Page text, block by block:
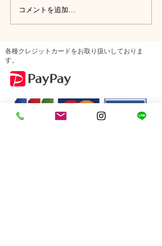
コメントを追加…
各種クレジットカードをお取り扱いしておりま
す。